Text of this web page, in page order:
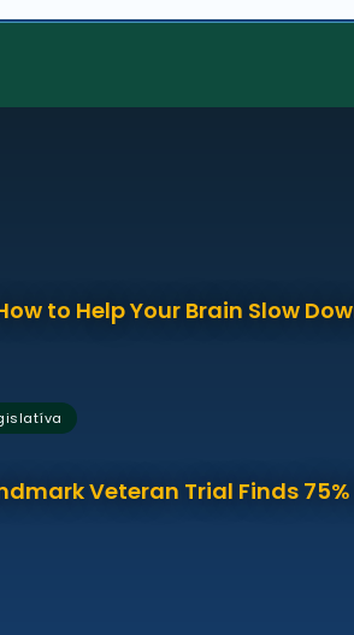
to Help Your Brain Slow
Veteran Trial Finds